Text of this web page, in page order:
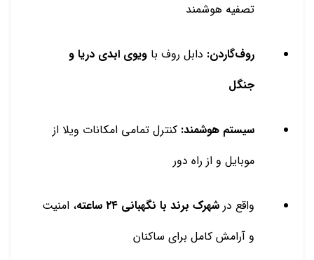
تصفیه هوشمند
روف‌گاردن: دابل روف با ویوی ابدی دریا و
جنگل
سیستم هوشمند: کنترل تمامی امکانات ویلا از
موبایل و از راه دور
واقع در شهرک برند با نگهبانی ۲۴ ساعته
، امنیت
و آرامش کامل برای ساکنان